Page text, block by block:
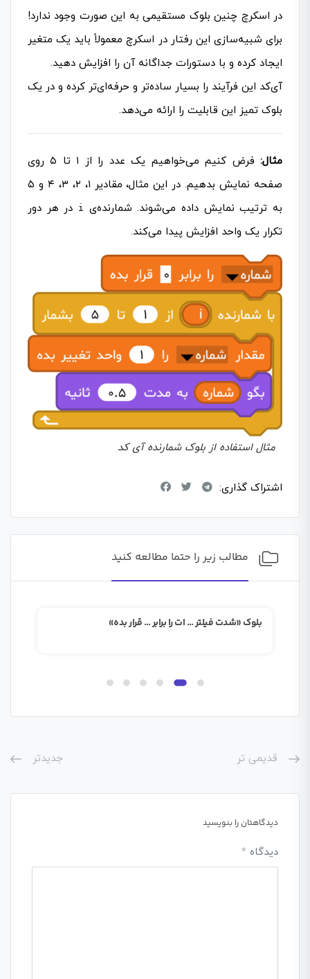
در اسکرچ چنین بلوک مستقیمی به این صورت وجود ندارد!
برای شبیه‌سازی این رفتار در اسکرچ معمولاً باید یک متغیر
ایجاد کرده و با دستورات جداگانه آن را افزایش دهید.
آی‌کد این فرآیند را بسیار ساده‌تر و حرفه‌ای‌تر کرده و در یک
بلوک تمیز این قابلیت را ارائه می‌دهد.
مثال:
فرض کنیم می‌خواهیم یک عدد را از ۱ تا ۵ روی
صفحه نمایش بدهیم. در این مثال، مقادیر ۱، ۲، ۳، ۴ و ۵
به ترتیب نمایش داده می‌شوند. شمارنده‌ی
i در هر دور
تکرار یک واحد افزایش پیدا می‌کند.
مثال استفاده از بلوک شمارنده آی کد
اشتراک گذاری:
مطالب زیر را حتما مطالعه کنید
بلوک «شدت فیلتر … ات را برابر … قرار بده»
قدیمی تر جدیدتر
دیدگاهتان را بنویسید
دیدگاه *